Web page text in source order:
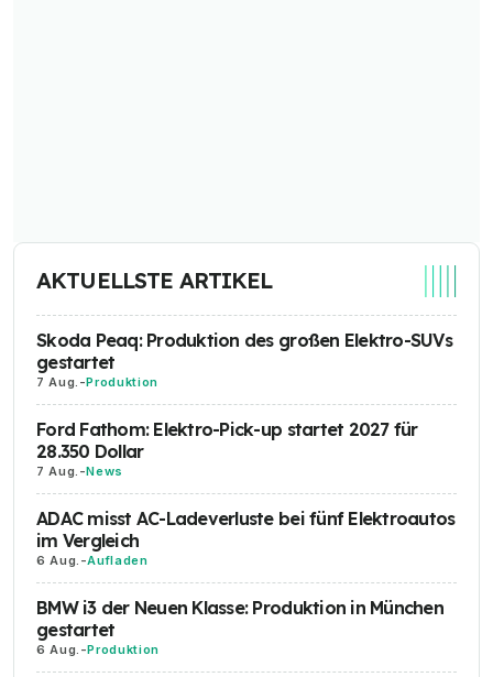
AKTUELLSTE ARTIKEL
Skoda Peaq: Produktion des großen Elektro-SUVs
gestartet
7 Aug. -Produktion
Ford Fathom: Elektro-Pick-up startet 2027 für
28.350 Dollar
7 Aug. -News
ADAC misst AC-Ladeverluste bei fünf Elektroautos
im Vergleich
6 Aug. -Aufladen
BMW i3 der Neuen Klasse: Produktion in München
gestartet
6 Aug. -Produktion